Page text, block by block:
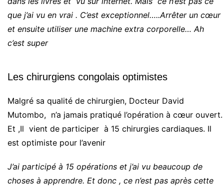
que j’ai vu en vrai . C’est exceptionnel…..Arrêter un cœur
et ensuite utiliser une machine extra corporelle… Ah
c’est super
Les chirurgiens congolais optimistes
Malgré sa qualité de chirurgien, Docteur David
Mutombo, n’a jamais pratiqué l’opération à cœur ouvert.
Et ,Il vient de participer à 15 chirurgies cardiaques. Il
est optimiste pour l’avenir
J’ai participé à 15 opérations et j’ai vu beaucoup de
choses à apprendre. Et donc , ce n’est pas après cette